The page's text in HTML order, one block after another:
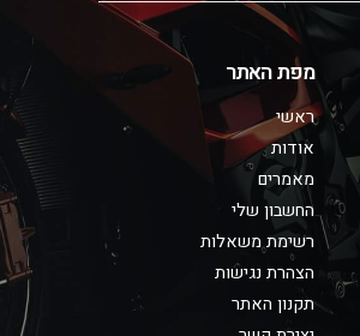
מפת האתר
ראשי
אודות
מאמרים
החשבון שלי
רשימת משאלות
הצהרת נגישות
תקנון האתר